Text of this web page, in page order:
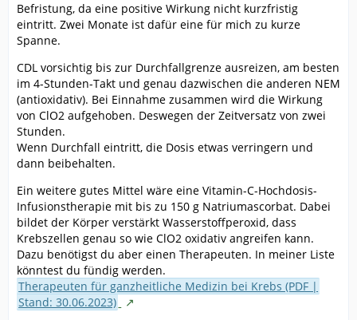
Befristung, da eine positive Wirkung nicht kurzfristig
eintritt. Zwei Monate ist dafür eine für mich zu kurze
Spanne.
CDL vorsichtig bis zur Durchfallgrenze ausreizen, am besten
im 4-Stunden-Takt und genau dazwischen die anderen NEM
(antioxidativ). Bei Einnahme zusammen wird die Wirkung
von ClO2 aufgehoben. Deswegen der Zeitversatz von zwei
Stunden.
Wenn Durchfall eintritt, die Dosis etwas verringern und
dann beibehalten.
Ein weitere gutes Mittel wäre eine Vitamin-C-Hochdosis-
Infusionstherapie mit bis zu 150 g Natriumascorbat. Dabei
bildet der Körper verstärkt Wasserstoffperoxid, dass
Krebszellen genau so wie ClO2 oxidativ angreifen kann.
Dazu benötigst du aber einen Therapeuten. In meiner Liste
könntest du fündig werden.
Therapeuten für ganzheitliche Medizin bei Krebs (PDF |
Stand: 30.06.2023)